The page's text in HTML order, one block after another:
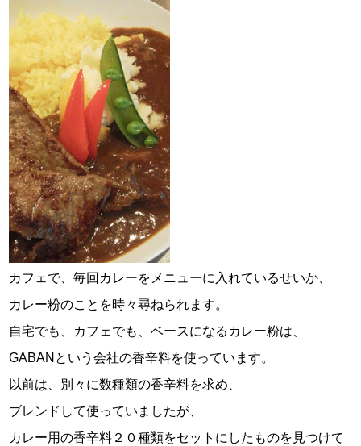
スタッフ紹介
お問い合わせ
カフェで、毎回カレーをメニューに入れているせいか、
カレー粉のことを時々尋ねられます。
自宅でも、カフェでも、ベースになるカレー粉は、
GABANという会社の香辛料を使っています。
以前は、別々に数種類の香辛料を求め、
ブレンドして使っていましたが、
カレー用の香辛料２０種類をセットにしたものを見つけて